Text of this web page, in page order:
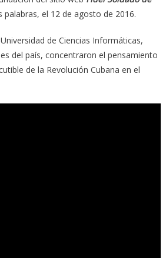
palabras, el 12 de agosto de 2016.
de Ciencias Informáticas,
del país, concentraron el pensamiento
de la Revolución Cubana en el